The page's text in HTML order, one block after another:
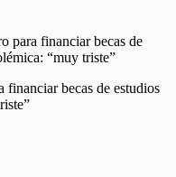
para financiar becas de
“muy triste”